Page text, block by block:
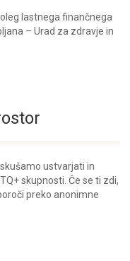
lastnega finančnega
– Urad za zdravje in
ustvarjati in
skupnosti. Če se ti zdi,
preko anonimne